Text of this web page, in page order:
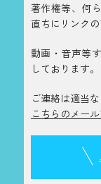
著作権等、何
直ちにリンク
動画・音声等
しております。
ご連絡は適当
こちらのメー